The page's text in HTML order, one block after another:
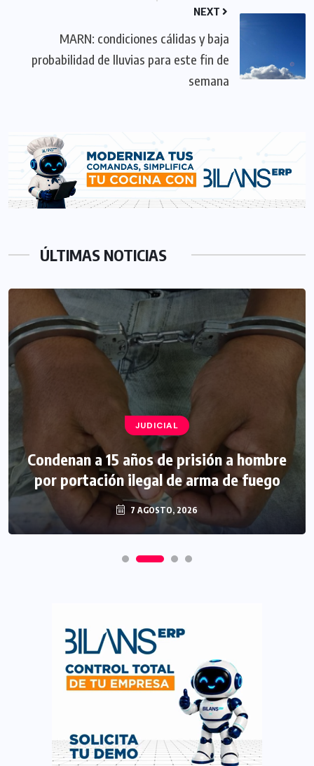
NEXT
MARN: condiciones cálidas y baja
probabilidad de lluvias para este fin de
semana
ÚLTIMAS NOTICIAS
JUDICIAL
Condenan a 15 años de prisión a hombre
por portación ilegal de arma de fuego
7 AGOSTO, 2026